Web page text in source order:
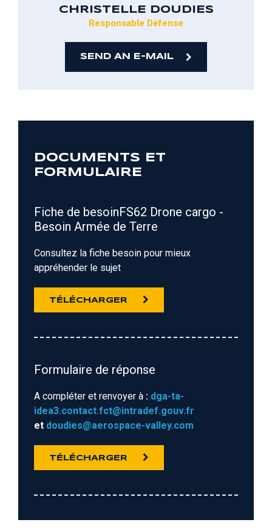
CHRISTELLE DOUDIES
Responsable Défense
SEND AN E-MAIL
DOCUMENTS ET
FORMULAIRE
Fiche de besoinFS62 Drone cargo -
Besoin Armée de Terre
Consultez la fiche besoin pour mieux
appréhender le sujet
TÉLÉCHARGER
Formulaire de réponse
A compléter et renvoyer à : dga-ta-
idea3.contact.fct@intradef.gouv.fr
et doudies@aerospace-valley.com
TÉLÉCHARGER